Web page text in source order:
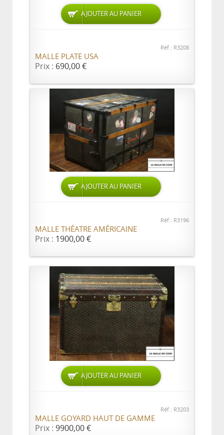
AJOUTER AU PANIER
Réf.: R3208
MALLE PLATE USA
Prix : 690,00 €
AJOUTER AU PANIER
Réf.: R3196
MALLE THÉATRE AMÉRICAINE
Prix : 1900,00 €
AJOUTER AU PANIER
Réf.: R3203
MALLE GOYARD HAUT DE GAMME
Prix : 9900,00 €